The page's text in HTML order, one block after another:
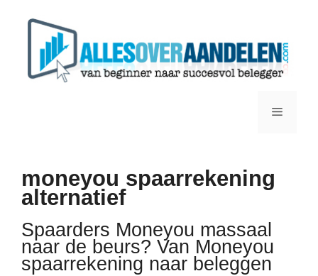
Menu
moneyou spaarrekening
alternatief
Spaarders Moneyou massaal
naar de beurs? Van Moneyou
spaarrekening naar beleggen